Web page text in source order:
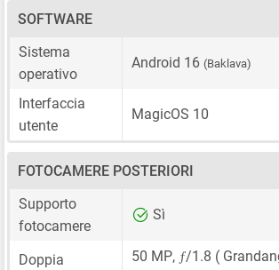
SOFTWARE
Sistema
operativo
Android 16 (Baklava)
Interfaccia
utente
MagicOS 10
FOTOCAMERE POSTERIORI
Supporto
fotocamere
Sì
Doppia
50 MP, ƒ/1.8 (